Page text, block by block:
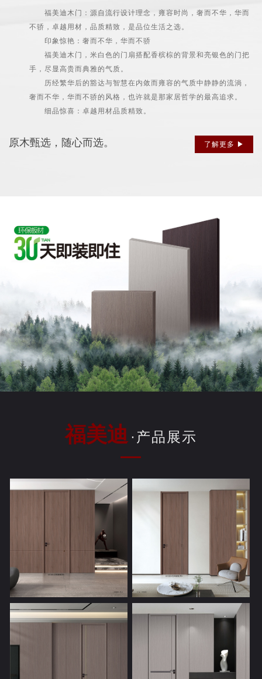
福美迪木门：源自流行设计理念，雍容时尚，奢而不华，华而
不骄，卓越用材，品质精致，是品位生活之选。
印象惊艳：奢而不华，华而不骄
福美迪木门，米白色的门扇搭配香槟棕的背景和亮银色的门把
手，尽显高贵而典雅的气质。
历经繁华后的豁达与智慧在内敛而雍容的气质中静静的流淌，
奢而不华，华而不骄的风格，也许就是那家居哲学的最高追求。
细品惊喜：卓越用材品质精致。
了解更多 ▶
原木甄选，随心而选。
福美迪 ·产品展示